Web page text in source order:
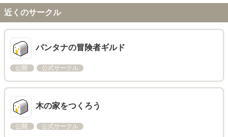
近くのサークル
パンタナの冒険者ギルド
公開 公式サークル
木の家をつくろう
公開 公式サークル